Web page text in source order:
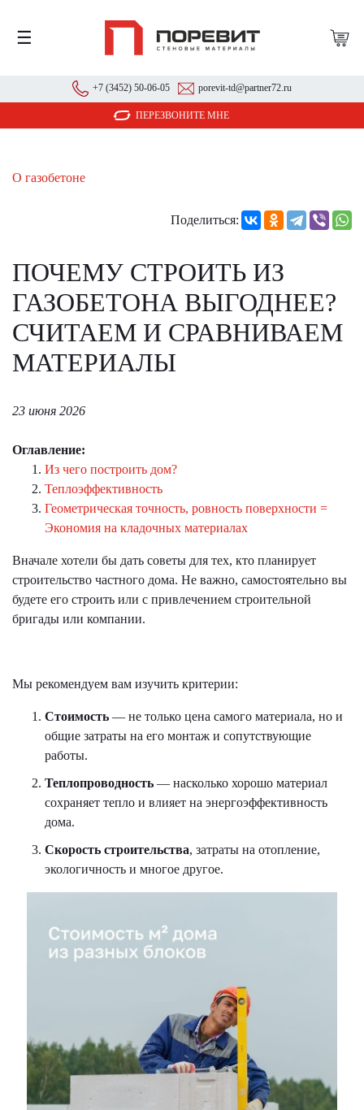
☰
+7 (3452) 50-06-05 porevit-td@partner72.ru
ПЕРЕЗВОНИТЕ МНЕ
О газобетоне
Поделиться:
ПОЧЕМУ СТРОИТЬ ИЗ
ГАЗОБЕТОНА ВЫГОДНЕЕ?
СЧИТАЕМ И СРАВНИВАЕМ
МАТЕРИАЛЫ
23 июня 2026
Оглавление:
Из чего построить дом?
Теплоэффективность
Геометрическая точность, ровность поверхности =
Экономия на кладочных материалах
Вначале хотели бы дать советы для тех, кто планирует
строительство частного дома. Не важно, самостоятельно вы
будете его строить или с привлечением строительной
бригады или компании.
Мы рекомендуем вам изучить критерии:
Стоимость — не только цена самого материала, но и
общие затраты на его монтаж и сопутствующие
работы.
Теплопроводность — насколько хорошо материал
сохраняет тепло и влияет на энергоэффективность
дома.
Скорость строительства, затраты на отопление,
экологичность и многое другое.